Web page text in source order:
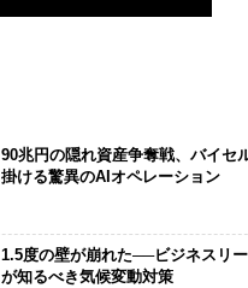
90兆円の隠れ資産争奪戦、バイセ
掛ける驚異のAIオペレーション
1.5度の壁が崩れた──ビジネスリ
が知るべき気候変動対策